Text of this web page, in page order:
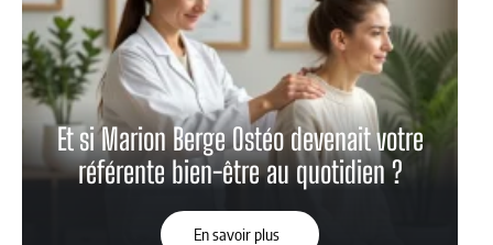
Et si Marion Berge Ostéo devenait votre
référente bien-être au quotidien ?
En savoir plus